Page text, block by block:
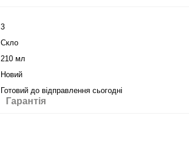
3
Скло
210 мл
Новий
Готовий до відправлення сьогодні
Гарантія